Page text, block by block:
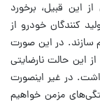
این قبیل، برخورد
کنندگان خودرو از
سازند. در این صورت
این حالت نارضایتی
در غیر اینصورت
مزمن خواهیم